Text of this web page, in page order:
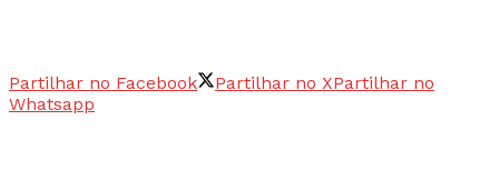
Partilhar no Facebook Partilhar no XPartilhar no
Whatsapp